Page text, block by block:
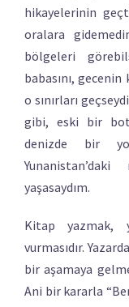
hikayelerinin
oralara
bölgeleri
babasını, gecenin
o sınırları
gibi, eski bir
denizde bir
yaşasaydım.
Kitap yazmak,
vurmasıdır.
bir aşamaya
Ani bir kararla